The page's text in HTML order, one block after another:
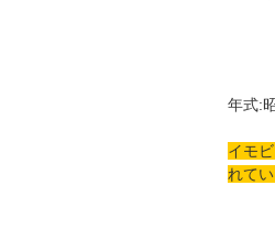
年式:
イモ
れてい